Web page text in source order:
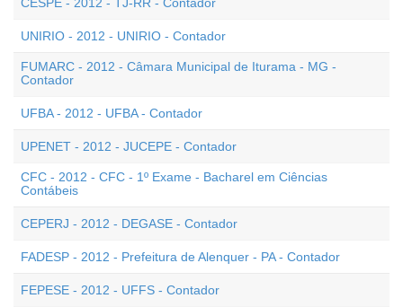
UNIRIO - 2012 - UNIRIO - Contador
FUMARC - 2012 - Câmara Municipal de Iturama - MG -
Contador
UFBA - 2012 - UFBA - Contador
UPENET - 2012 - JUCEPE - Contador
CFC - 2012 - CFC - 1º Exame - Bacharel em Ciências
Contábeis
CEPERJ - 2012 - DEGASE - Contador
FADESP - 2012 - Prefeitura de Alenquer - PA - Contador
FEPESE - 2012 - UFFS - Contador